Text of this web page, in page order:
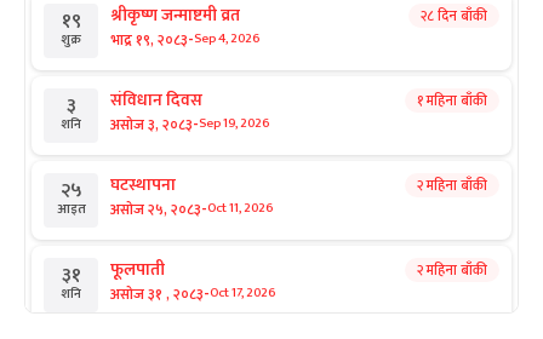
१९
शुक्र
श्रीकृष्ण जन्माष्टमी व्रत
भाद्र १९, २०८३-Sep 4, 2026
२८ दिन बाँकी
३
शनि
संविधान दिवस
असोज ३, २०८३-Sep 19, 2026
१ महिना बाँकी
२५
आइत
घटस्थापना
असोज २५, २०८३-Oct 11, 2026
२ महिना बाँकी
३१
शनि
फूलपाती
असोज ३१ , २०८३-Oct 17, 2026
२ महिना बाँकी